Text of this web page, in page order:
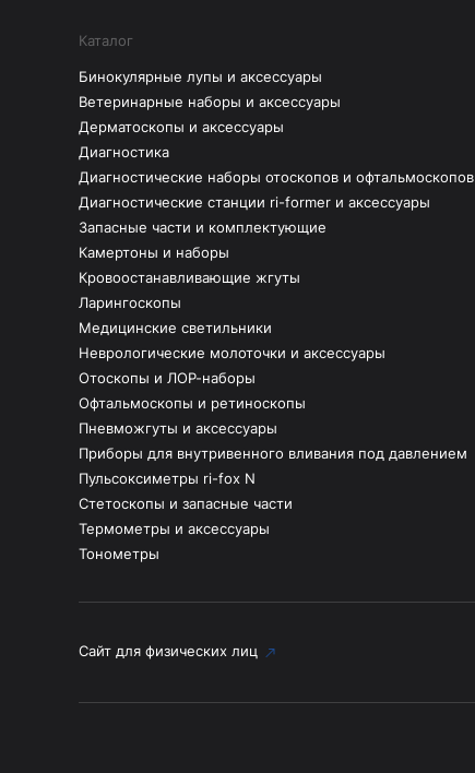
Каталог
Бинокулярные лупы и аксессуары
Ветеринарные наборы и аксессуары
Дерматоскопы и аксессуары
Диагностика
Диагностические наборы отоскопов и офтальмоскопов
Диагностические станции ri-former и аксессуары
Запасные части и комплектующие
Камертоны и наборы
Кровоостанавливающие жгуты
Ларингоскопы
Медицинские светильники
Неврологические молоточки и аксессуары
Отоскопы и ЛОР-наборы
Офтальмоскопы и ретиноскопы
Пневможгуты и аксессуары
Приборы для внутривенного вливания под давлением
Пульсоксиметры ri-fox N
Стетоскопы и запасные части
Термометры и аксессуары
Тонометры
Сайт для физических лиц